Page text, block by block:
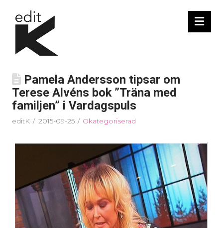
Pamela Andersson tipsar om
Terese Alvéns bok ”Träna med
familjen” i Vardagspuls
editK 2015-09-25 Okategoriserad